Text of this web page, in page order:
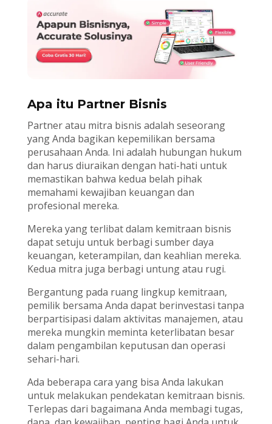
Apa itu Partner Bisnis
Partner atau mitra bisnis adalah seseorang
yang Anda bagikan kepemilikan bersama
perusahaan Anda. Ini adalah hubungan hukum
dan harus diuraikan dengan hati-hati untuk
memastikan bahwa kedua belah pihak
memahami kewajiban keuangan dan
profesional mereka.
Mereka yang terlibat dalam kemitraan bisnis
dapat setuju untuk berbagi sumber daya
keuangan, keterampilan, dan keahlian mereka.
Kedua mitra juga berbagi untung atau rugi.
Bergantung pada ruang lingkup kemitraan,
pemilik bersama Anda dapat berinvestasi tanpa
berpartisipasi dalam aktivitas manajemen, atau
mereka mungkin meminta keterlibatan besar
dalam pengambilan keputusan dan operasi
sehari-hari.
Ada beberapa cara yang bisa Anda lakukan
untuk melakukan pendekatan kemitraan bisnis.
Terlepas dari bagaimana Anda membagi tugas,